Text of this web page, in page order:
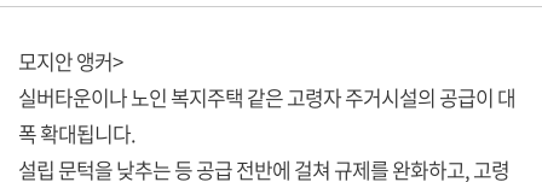
모지안 앵커>
실버타운이나 노인 복지주택 같은 고령자 주거시설의 공급이 대
폭 확대됩니다.
설립 문턱을 낮추는 등 공급 전반에 걸쳐 규제를 완화하고, 고령